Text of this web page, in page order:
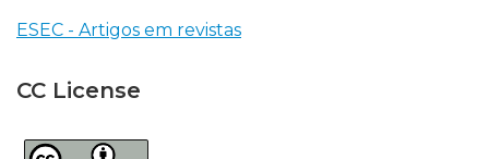
ESEC - Artigos em revistas
CC License